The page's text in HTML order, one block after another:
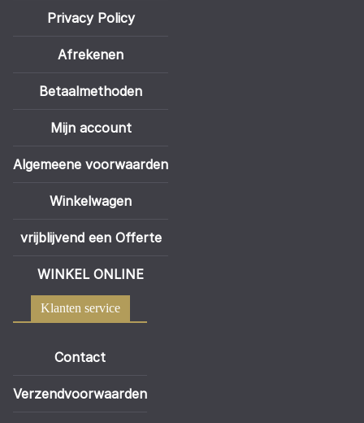
Privacy Policy
Afrekenen
Betaalmethoden
Mijn account
Algemeene voorwaarden
Winkelwagen
vrijblijvend een Offerte
WINKEL ONLINE
Klanten service
Contact
Verzendvoorwaarden